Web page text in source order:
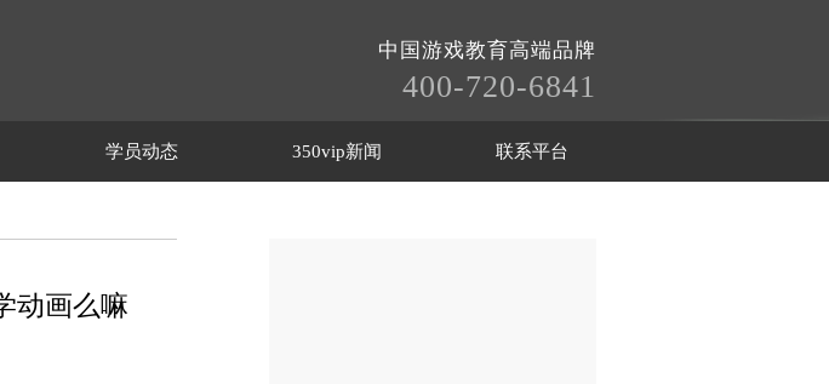
中国游戏教育高端品牌
400-720-6841
学员动态 350vip新闻 联系平台
动画么嘛